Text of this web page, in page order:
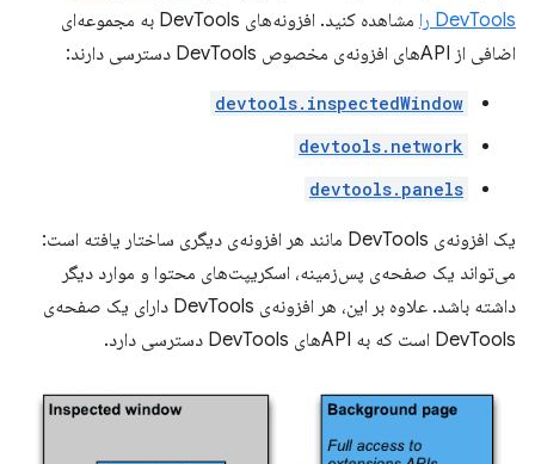
DevTools را
مشاهده کنید. افزونه‌های DevTools به مجموعه‌ای
اضافی از APIهای افزونه‌ی مخصوص DevTools دسترسی دارند:
devtools.inspectedWindow
devtools.network
devtools.panels
یک افزونه‌ی DevTools مانند هر افزونه‌ی دیگری ساختار یافته است:
می‌تواند یک صفحه‌ی پس‌زمینه، اسکریپت‌های محتوا و موارد دیگر
داشته باشد. علاوه بر این، هر افزونه‌ی DevTools دارای یک صفحه‌ی
DevTools است که به APIهای DevTools دسترسی دارد.